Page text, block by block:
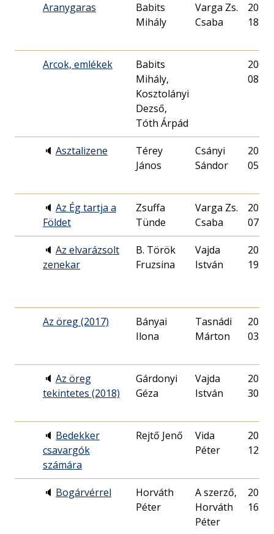
Aranygaras
Babits
Mihály
Varga Zs.
Csaba
2019.
18.
Arcok, emlékek
Babits
Mihály,
Kosztolányi
Dezső,
Tóth Árpád
2007.
08.
🔈 Asztalizene
Térey
János
Csányi
Sándor
2015.
05.
🔈 Az Ég tartja a
Földet
Zsuffa
Tünde
Varga Zs.
Csaba
2022.
07.
🔈 Az elvarázsolt
zenekar
B. Török
Fruzsina
Vajda
István
2016.
19.
Az öreg (2017)
Bányai
Ilona
Tasnádi
Márton
2017.
03.
🔈 Az öreg
tekintetes (2018)
Gárdonyi
Géza
Vajda
István
2018.
30.
🔈 Bedekker
csavargók
számára
Rejtő Jenő
Vida
Péter
2018.
12.
🔈 Bogárvérrel
Horváth
Péter
A szerző,
Horváth
Péter
2015.
16.